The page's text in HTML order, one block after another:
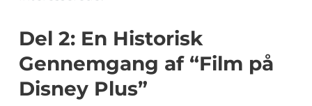
Del 2: En Historisk
Gennemgang af “Film på
Disney Plus”